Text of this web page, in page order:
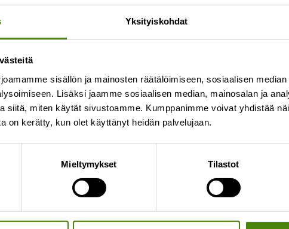
Yksityiskohdat
sisällön ja mainosten räätälöimiseen, sosiaalisen
Lisäksi jaamme sosiaalisen median, mainosalan ja
siitä, miten käytät sivustoamme. Kumppanimme voivat yhdistää
on kerätty, kun olet käyttänyt heidän palvelujaan.
Mieltymykset Tilastot
Lue lisää »
Ylivieskan lajittelupiha
6.10.2023
Ylivieskan lajittelupiha on avoinna lokakuun
lokakuussa seuraavat: ma-pe klo 8-17 la klo
aukioloaikojen mukaisesti. Raskaan kaluston